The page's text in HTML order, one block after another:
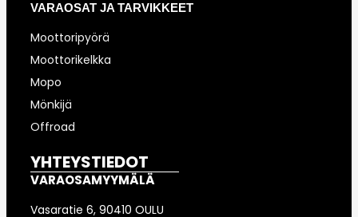
VARAOSAT JA TARVIKKEET
Moottoripyörä
Moottorikelkka
Mopo
Mönkijä
Offroad
YHTEYSTIEDOT
VARAOSAMYYMÄLÄ
Vasaratie 6, 90410 OULU